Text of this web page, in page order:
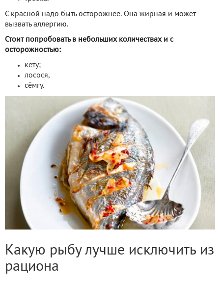
С красной надо быть осторожнее. Она жирная и может
вызвать аллергию.
Стоит попробовать в небольших количествах и с
осторожностью:
кету;
лосося,
сёмгу.
Какую рыбу лучше исключить из
рациона